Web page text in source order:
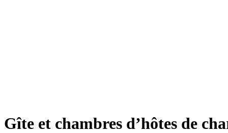
Gîte et chambres d’hôtes de